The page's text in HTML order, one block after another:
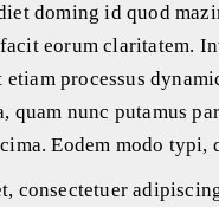
doming id quod
eorum claritatem.
etiam processus
quam nunc putamus
Eodem modo
consectetuer